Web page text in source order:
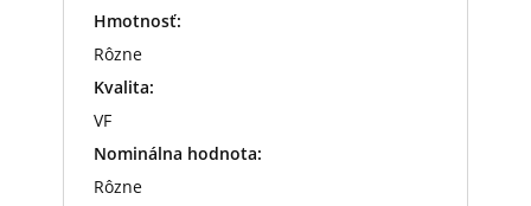
Hmotnosť:
Rôzne
Kvalita:
VF
Nominálna hodnota:
Rôzne